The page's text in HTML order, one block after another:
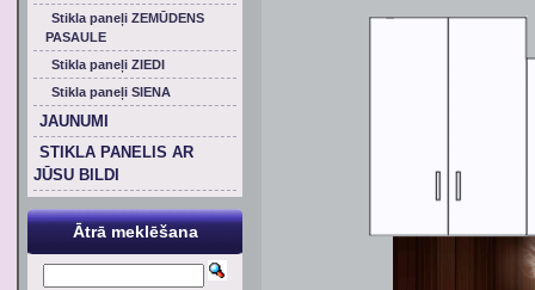
Stikla paneļi ZEMŪDENS
PASAULE
Stikla paneļi ZIEDI
Stikla paneļi SIENA
JAUNUMI
STIKLA PANELIS AR
JŪSU BILDI
Ātrā meklēšana